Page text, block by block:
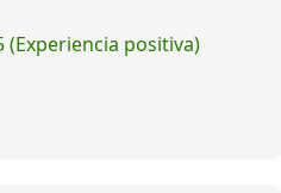
(Experiencia positiva)